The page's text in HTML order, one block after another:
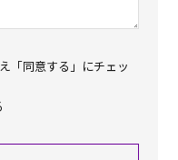
「同意する」にチェッ